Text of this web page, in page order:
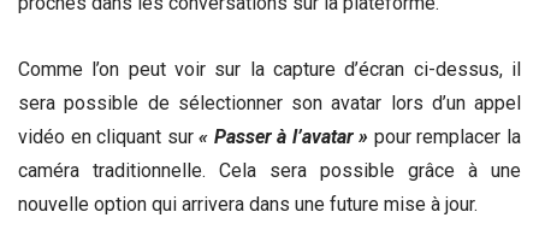
Comme l’on peut voir sur la capture d’écran ci-dessus, il
sera possible de sélectionner son avatar lors d’un appel
vidéo en cliquant sur« Passer à l’avatar » pour remplacer la
caméra traditionnelle. Cela sera possible grâce à une
nouvelle option qui arrivera dans une future mise à jour.